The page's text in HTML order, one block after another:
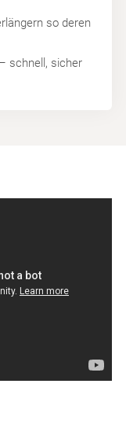
so deren
schnell, sicher